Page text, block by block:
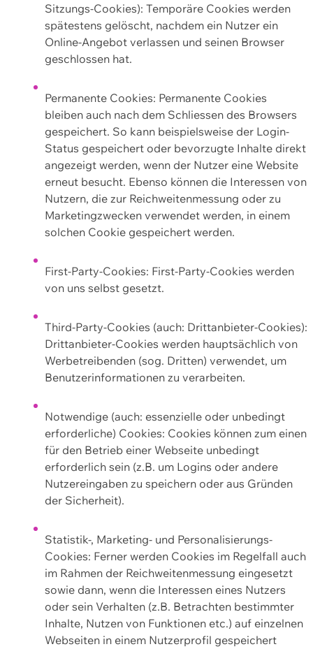
Sitzungs-Cookies): Temporäre Cookies werden
spätestens gelöscht, nachdem ein Nutzer ein
Online-Angebot verlassen und seinen Browser
geschlossen hat.
Permanente Cookies: Permanente Cookies
bleiben auch nach dem Schliessen des Browsers
gespeichert. So kann beispielsweise der Login-
Status gespeichert oder bevorzugte Inhalte direkt
angezeigt werden, wenn der Nutzer eine Website
erneut besucht. Ebenso können die Interessen von
Nutzern, die zur Reichweitenmessung oder zu
Marketingzwecken verwendet werden, in einem
solchen Cookie gespeichert werden.
First-Party-Cookies: First-Party-Cookies werden
von uns selbst gesetzt.
Third-Party-Cookies (auch: Drittanbieter-Cookies):
Drittanbieter-Cookies werden hauptsächlich von
Werbetreibenden (sog. Dritten) verwendet, um
Benutzerinformationen zu verarbeiten.
Notwendige (auch: essenzielle oder unbedingt
erforderliche) Cookies: Cookies können zum einen
für den Betrieb einer Webseite unbedingt
erforderlich sein (z.B. um Logins oder andere
Nutzereingaben zu speichern oder aus Gründen
der Sicherheit).
Statistik-, Marketing- und Personalisierungs-
Cookies: Ferner werden Cookies im Regelfall auch
im Rahmen der Reichweitenmessung eingesetzt
sowie dann, wenn die Interessen eines Nutzers
oder sein Verhalten (z.B. Betrachten bestimmter
Inhalte, Nutzen von Funktionen etc.) auf einzelnen
Webseiten in einem Nutzerprofil gespeichert